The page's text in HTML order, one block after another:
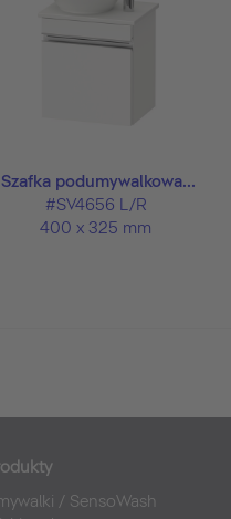
Szafka podumywalkowa...
#SV4656 L/R
400 x 325 mm
/ SensoWash